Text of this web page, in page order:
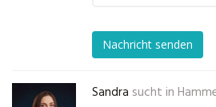
Nachricht senden
Sandra sucht in